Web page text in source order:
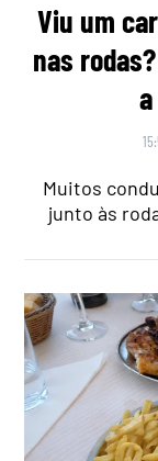
Viu um
nas
Muitos
junto às